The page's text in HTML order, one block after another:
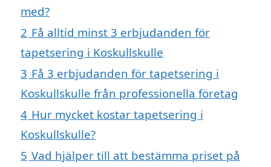
med?
2 Få alltid minst 3 erbjudanden för
tapetsering i Koskullskulle
3 Få 3 erbjudanden för tapetsering i
Koskullskulle från professionella företag
4 Hur mycket kostar tapetsering i
Koskullskulle?
5 Vad hjälper till att bestämma priset på